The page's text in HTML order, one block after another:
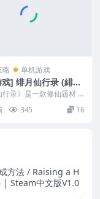
略 单机游戏
戏] 绯月仙行录 (緋月
演
中文版
行录》是一款修仙题材 R
RPG 成长和修仙系统放在
。玩...345 16
方法 / Raising a H
| Steam中文版V1.0